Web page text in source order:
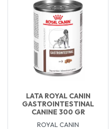
LATA ROYAL CANIN
GASTROINTESTINAL
CANINE 300 GR
ROYAL CANIN